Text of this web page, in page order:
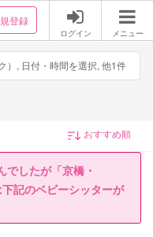
登録
ログイン メニュー
）, 日付・時間を選択, 他1件
でしたが「京橋・
記のベビーシッターが